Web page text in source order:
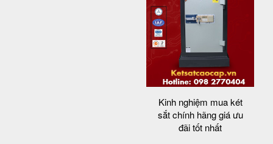
Kinh nghiệm mua két
sắt chính hãng giá ưu
đãi tốt nhất